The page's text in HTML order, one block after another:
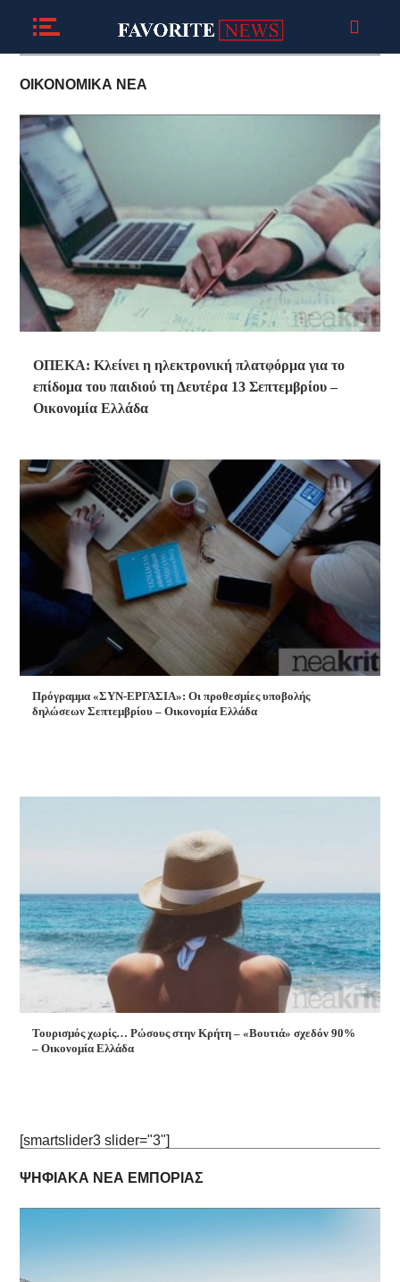
ΟΙΚΟΝΟΜΙΚΑ ΝΕΑ
ΟΠΕΚΑ: Κλείνει η ηλεκτρονική πλατφόρμα για το
επίδομα του παιδιού τη Δευτέρα 13 Σεπτεμβρίου –
Οικονομία Ελλάδα
Πρόγραμμα «ΣΥΝ-ΕΡΓΑΣΙΑ»: Οι προθεσμίες υποβολής
δηλώσεων Σεπτεμβρίου – Οικονομία Ελλάδα
Τουρισμός χωρίς… Ρώσους στην Κρήτη – «Βουτιά» σχεδόν 90%
– Οικονομία Ελλάδα
[smartslider3 slider="3"]
ΨΗΦΙΑΚΑ ΝΕΑ ΕΜΠΟΡΙΑΣ